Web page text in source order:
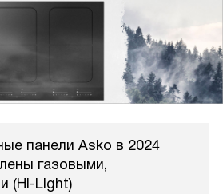
панели Asko в 2024
газовыми,
(Hi-Light)